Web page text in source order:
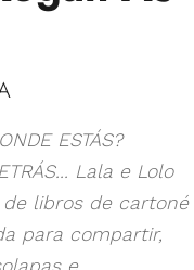
ESTÁS?
Lala e Lolo
libros de cartoné
para compartir,